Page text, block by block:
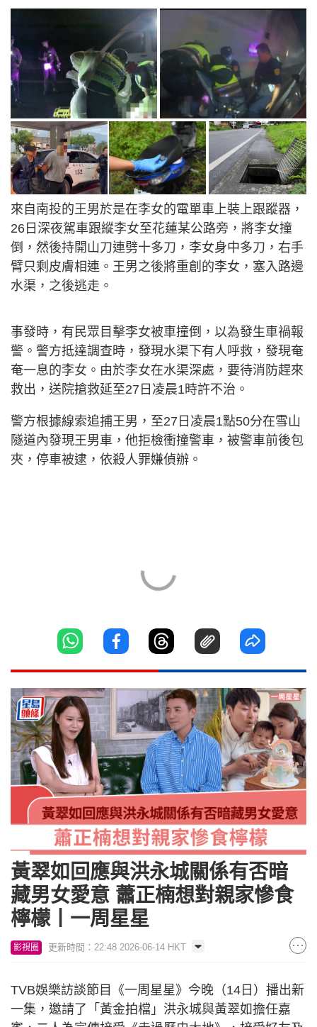
來自南投的王男於是在李女的電單車上裝上跟蹤器，
26日深夜駕車跟縱李女至花蓮某公路旁，將李女撞
倒，然後持開山刀連劈十多刀，李女身中多刀，右手
臂只剩皮膚相連。王男之後將重創的李女，塞入路邊
水渠，之後逃走。
事發時，有民眾目擊李女被車撞倒，以為發生車禍報
警。警方抵達調查時，發現水渠下有人呼救，發現奄
奄一息的李女。由於李女在水渠深處，要待消防趕來
救出，送院搶救延至27日凌晨1時許不治。
警方根據線索追捕王男，至27日凌晨1點50分在雪山
隧道內發現王男車，他拒檢衝撞警車，被警車前後包
夾，停車被逮，依殺人罪嫌偵辦。
黃翠如回應與洪永城關係有否暗
藏男女愛意 蕭正楠想對親家慘食
檸檬丨一周星星
影視圈 更新時間：22:48 2026-06-14 HKT
TVB娛樂訪談節目《一周星星》今晚（14日）播出新
一集，邀請了「黃金拍檔」洪永城與黃翠如擔任嘉